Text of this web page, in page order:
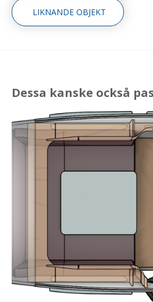
LIKNANDE OBJEKT
Dessa kanske också